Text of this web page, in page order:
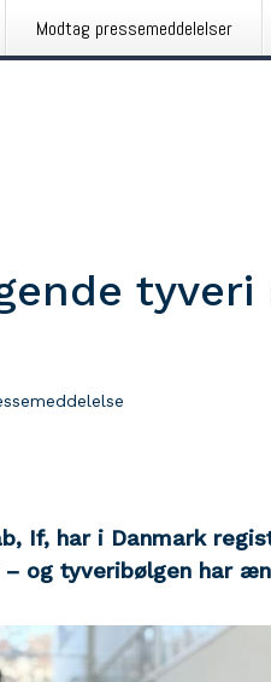
Modtag pressemeddelelser
If, har i Danmark
og tyveribølgen har